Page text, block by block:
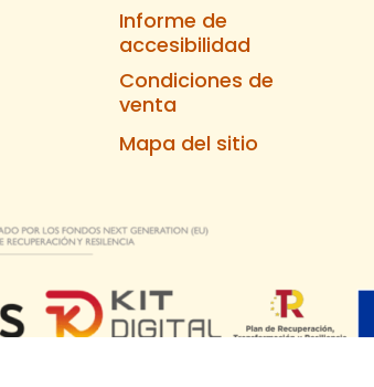
Informe de
accesibilidad
Condiciones de
venta
Mapa del sitio